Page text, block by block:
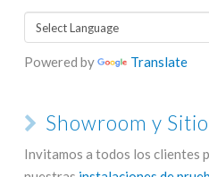
Powered by Translate
Showroom y
Invitamos a todos los clientes